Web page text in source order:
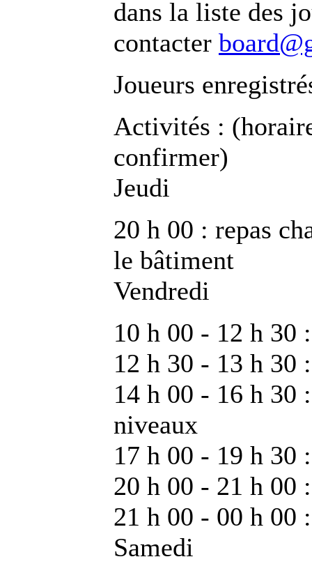
dans la liste des
contacter
Joueurs
Activités :
confirmer)
Jeudi
20 h 00 : repas
le bâtiment
Vendredi
10 h 00 - 12 h 30
12 h 30 - 13 h 30
14 h 00 - 16 h 30
niveaux
17 h 00 - 19 h 30
20 h 00 - 21 h 00
21 h 00 - 00 h 00
Samedi